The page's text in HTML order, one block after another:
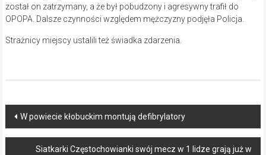
został on zatrzymany, a że był pobudzony i agresywny trafił do
OPOPA. Dalsze czynności względem mężczyzny podjęła Policja.
Strażnicy miejscy ustalili też świadka zdarzenia.
Post
navigation
W powiecie kłobuckim montują defibrylatory
Siatkarki Częstochowianki swój mecz w 1 lidze grają już w